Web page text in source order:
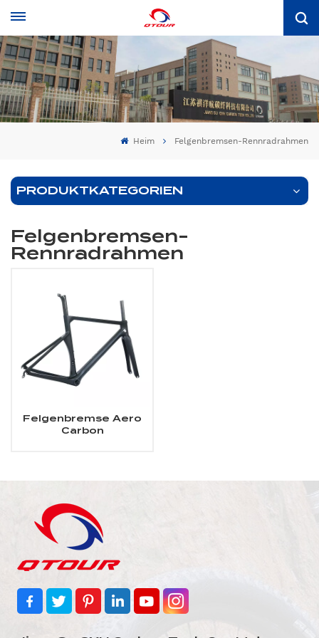
Heim Felgenbremsen-Rennradrahmen
PRODUKTKATEGORIEN
Felgenbremsen-
Rennradrahmen
Felgenbremse Aero
Carbon